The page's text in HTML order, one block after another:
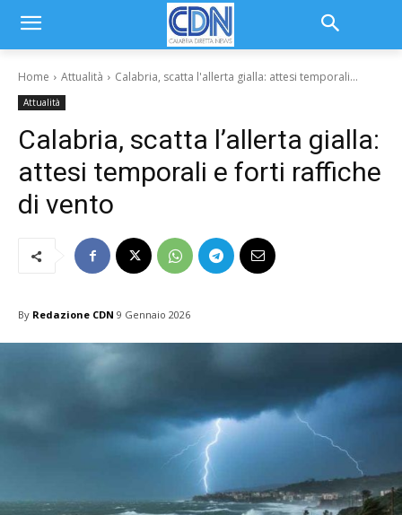
Home Attualità Calabria, scatta l'allerta gialla: attesi temporali...
Attualità
Calabria, scatta l’allerta gialla:
attesi temporali e forti raffiche
di vento
By Redazione CDN 9 Gennaio 2026